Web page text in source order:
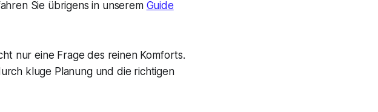
Sie übrigens in unserem Guide
nur eine Frage des reinen Komforts.
kluge Planung und die richtigen